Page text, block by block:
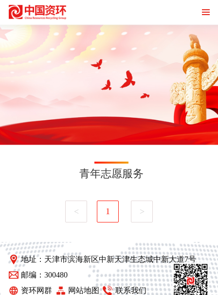
青年志愿服务
< 1 >
地址：天津市滨海新区中新天津生态城中新大道7号
邮编：300480
资环网群
网站地图 联系我们